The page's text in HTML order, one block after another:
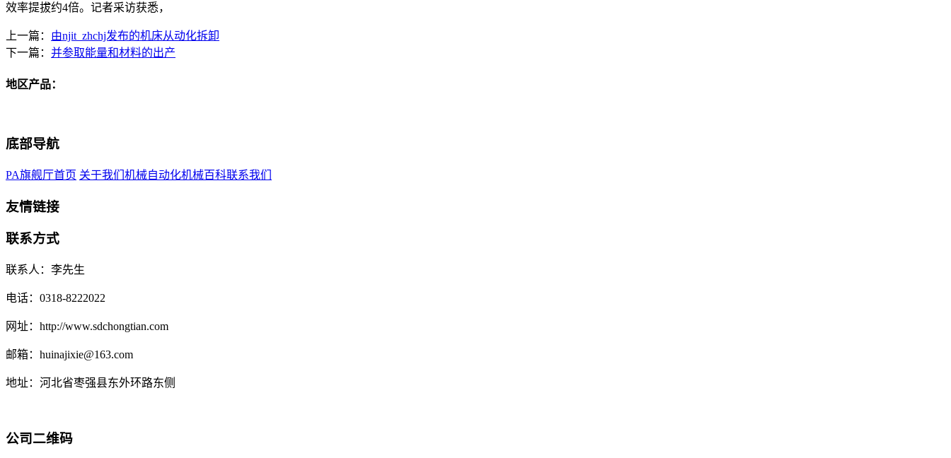
效率提拔约4倍。记者采访获悉，
上一篇： 由njit_zhchj发布的机床从动化拆卸
下一篇： 并参取能量和材料的出产
地区产品：
底部导航
PA旗舰厅首页 关于我们 机械自动化机械百科联系我们
友情链接
联系方式
联系人：李先生
电话：0318-8222022
网址：http://www.sdchongtian.com
邮箱：huinajixie@163.com
地址：河北省枣强县东外环路东侧
公司二维码